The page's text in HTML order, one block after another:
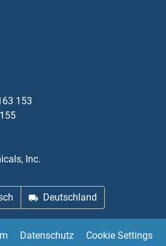
153
Inc.
Deutschland
Datenschutz
Cookie Settings